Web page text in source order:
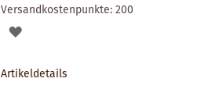
Versandkostenpunkte:200
AUF
Artikeldetails